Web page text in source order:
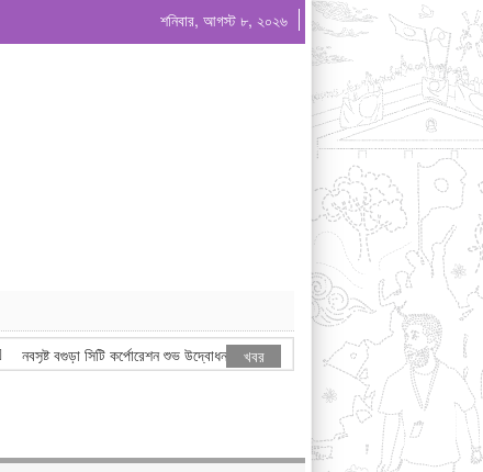
শনিবার, আগস্ট ৮, ২০২৬
নবসৃষ্ট বগুড়া সিটি কর্পোরেশন শুভ উদ্বোধন করেন মাননীয় প্রধানমন্ত্রী জনাব তারেক রহমান
খবর